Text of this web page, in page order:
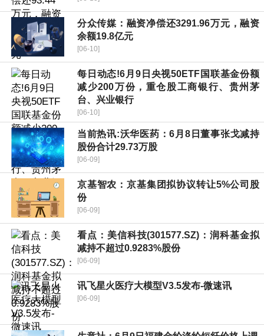
分众传媒：融资净偿还3291.96万元，融资
余额19.8亿元
[06-10]
每日动态!6月9日央视50ETF国联基金份额
减少200万份，重仓股工商银行、贵州茅
台、兴业银行
[06-10]
当前热讯:沃华医药：6月8日董事张戈减持
股份合计29.73万股
[06-09]
京基智农：京基集团拟协议转让5%公司股
份
[06-09]
看点：美信科技(301577.SZ)：润科基金拟
减持不超过0.9283%股份
[06-09]
讯飞星火医疗大模型V3.5发布-微速讯
[06-09]